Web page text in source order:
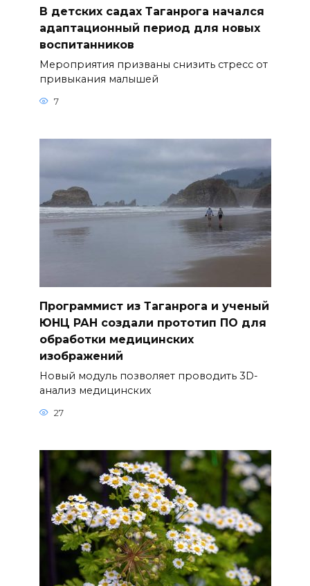
В детских садах Таганрога начался
адаптационный период для новых
воспитанников
Мероприятия призваны снизить стресс от
привыкания малышей
7
Программист из Таганрога и ученый
ЮНЦ РАН создали прототип ПО для
обработки медицинских
изображений
Новый модуль позволяет проводить 3D-
анализ медицинских
27